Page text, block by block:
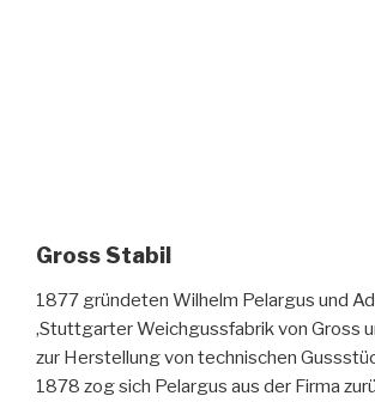
Gross Stabil
1877 gründeten Wilhelm Pelargus und
‚Stuttgarter Weichgussfabrik von Gross
zur Herstellung von technischen
1878 zog sich Pelargus aus der Firma